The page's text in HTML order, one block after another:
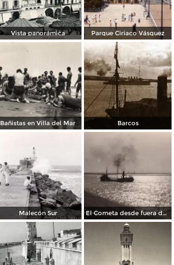
Vista panorámica Parque Ciriaco Vásquez
Bañistas en Villa del Mar Barcos
Malecón Sur El Cometa desde fuera de la bahía